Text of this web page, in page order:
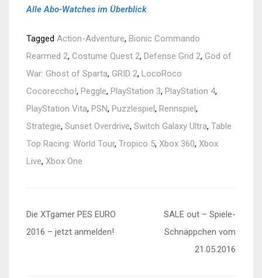
Alle Abo-Watches im Überblick
Tagged Action-Adventure, Bionic Commando
Rearmed 2, Costume Quest 2, Defense Grid 2, God of
War: Ghost of Sparta, GRID 2, LocoRoco
Cocoreccho!, Peggle, PlayStation 3, PlayStation 4,
PlayStation Vita, PSN, Puzzlespiel, Rennspiel,
Strategie, Sunset Overdrive, Switch Galaxy Ultra, Table
Top Racing: World Tour, Tropico 5, Xbox 360, Xbox
Live, Xbox One
Beitragsnavigation
Die XTgamer PES EURO
2016 – jetzt anmelden!
SALE out – Spiele-
Schnäppchen vom
21.05.2016